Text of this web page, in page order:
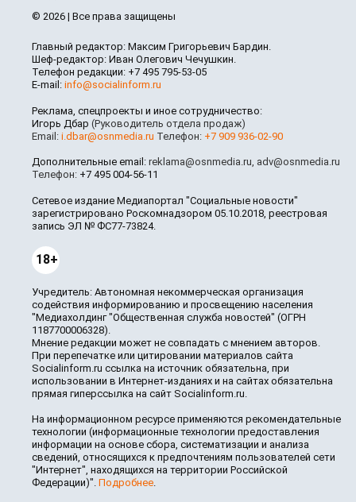
© 2026 | Все права защищены
Главный редактор: Максим Григорьевич Бардин.
Шеф-редактор: Иван Олегович Чечушкин.
Телефон редакции: +7 495 795-53-05
E-mail: info@socialinform.ru
Реклама, спецпроекты и иное сотрудничество:
Игорь Дбар (Руководитель отдела продаж)
Email: i.dbar@osnmedia.ru Телефон: +7 909 936-02-90
Дополнительные email: reklama@osnmedia.ru, adv@osnmedia.ru
Телефон: +7 495 004-56-11
Сетевое издание Медиапортал "Социальные новости"
зарегистрировано Роскомнадзором 05.10.2018, реестровая
запись ЭЛ № ФС77-73824.
18+
Учредитель: Автономная некоммерческая организация
содействия информированию и просвещению населения
"Медиахолдинг "Общественная служба новостей" (ОГРН
1187700006328).
Мнение редакции может не совпадать с мнением авторов.
При перепечатке или цитировании материалов сайта
Socialinform.ru ссылка на источник обязательна, при
использовании в Интернет-изданиях и на сайтах обязательна
прямая гиперссылка на сайт Socialinform.ru.
На информационном ресурсе применяются рекомендательные
технологии (информационные технологии предоставления
информации на основе сбора, систематизации и анализа
сведений, относящихся к предпочтениям пользователей сети
"Интернет", находящихся на территории Российской
Федерации)". Подробнее.